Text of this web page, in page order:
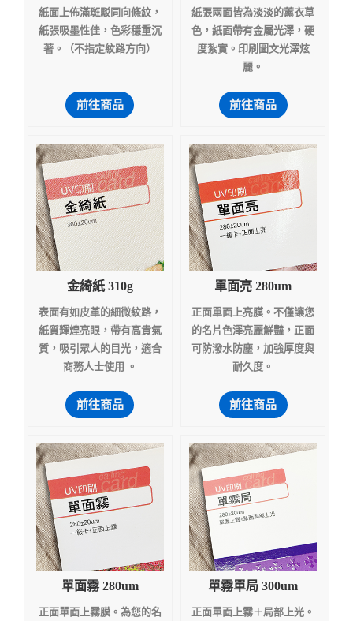
紙面上佈滿斑駁同向條紋，
紙張吸墨性佳，色彩穩重沉
著。（不指定紋路方向）
前往商品
紙張兩面皆為淡淡的薰衣草
色，紙面帶有金屬光澤，硬
度紮實。印刷圖文光澤炫
麗。
前往商品
金綺紙 310g
表面有如皮革的細微紋路，
紙質輝煌亮眼，帶有高貴氣
質，吸引眾人的目光，適合
商務人士使用 。
前往商品
單面亮 280um
正面單面上亮膜。不僅讓您
的名片色澤亮麗鮮豔，正面
可防潑水防塵，加強厚度與
耐久度。
前往商品
單面霧 280um
正面單面上霧膜。為您的名
單霧單局 300um
正面單面上霧＋局部上光。